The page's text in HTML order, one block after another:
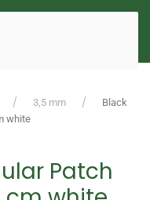
3,5 mm
Black
white
Patch